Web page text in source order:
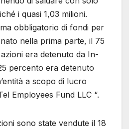
i quasi 1,03 milioni.
obbligatorio di fondi per
nella prima parte, il 75
era detenuto da In-
percento era detenuto
a scopo di lucro
Employees Fund LLC “.
sono state vendute il 18